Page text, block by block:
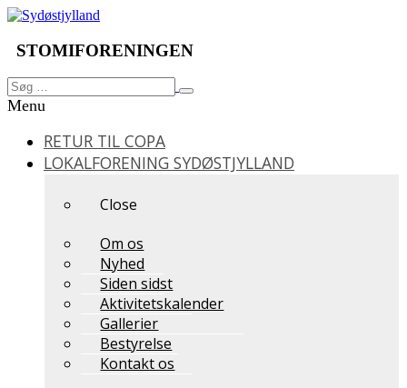
Videre
indhold
STOMIFORENINGEN
Søg
efter:
Søg
Menu
RETUR TIL COPA
LOKALFORENING SYDØSTJYLLAND
Close
Om os
Nyhed
Siden sidst
Aktivitetskalender
Gallerier
Bestyrelse
Kontakt os